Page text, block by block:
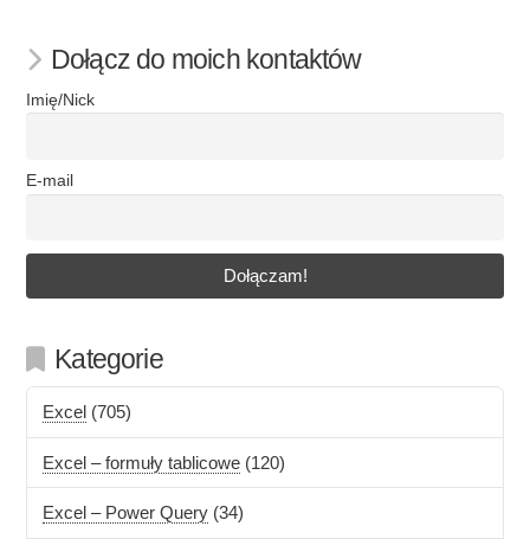
Dołącz do moich kontaktów
Imię/Nick
E-mail
Kategorie
Excel (705)
Excel – formuły tablicowe (120)
Excel – Power Query (34)